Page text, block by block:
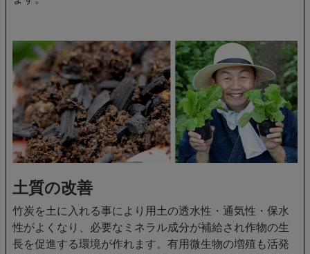
土質の改善
竹炭を土に入れる事により用土の透水性・通気性・保水
性がよくなり、必要なミネラル成分が補給され作物の生
長を促進する環境が作れます。有用微生物の増殖も活発